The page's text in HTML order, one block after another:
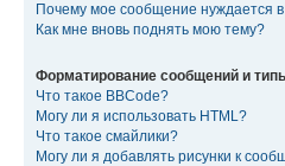
Почему мое сообщение нуждается
Как мне вновь поднять мою тему?
Форматирование сообщений и
Что такое BBCode?
Могу ли я использовать HTML?
Что такое смайлики?
Могу ли я добавлять рисунки к